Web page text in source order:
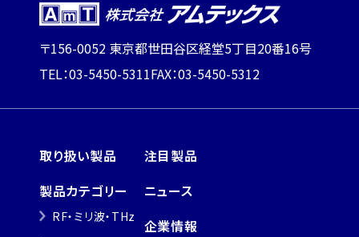
〒156-0052 東京都世田谷区経堂5丁目20番16号
TEL：03-5450-5311FAX：03-5450-5312
取り扱い製品
製品カテゴリー
RF・ミリ波・THz
注目製品
ニュース
企業情報